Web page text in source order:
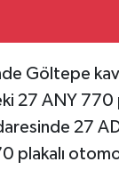
Göltepe
27 ANY 770
27
plakalı